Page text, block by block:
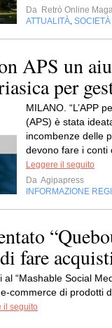
Da Retrò Online
ATTUALITÀ SOCIETÀ
APS un
per
MILANO. “L’APP
(APS) è stata
incombenze delle
devono fare i conti
Leggere il seguito
Da Agipapress
INFORMAZIONE
fare
al “Mashable Social
commerce di prodotti
il seguito